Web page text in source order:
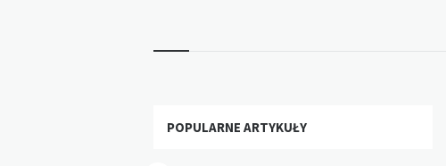
Widgets
POPULARNE ARTYKUŁY